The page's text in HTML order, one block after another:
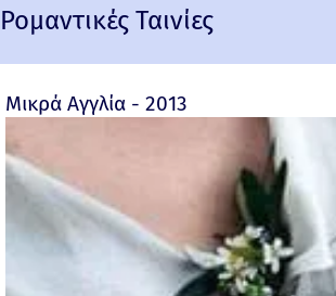
Ρομαντικές Ταινίες
Μικρά Αγγλία - 2013